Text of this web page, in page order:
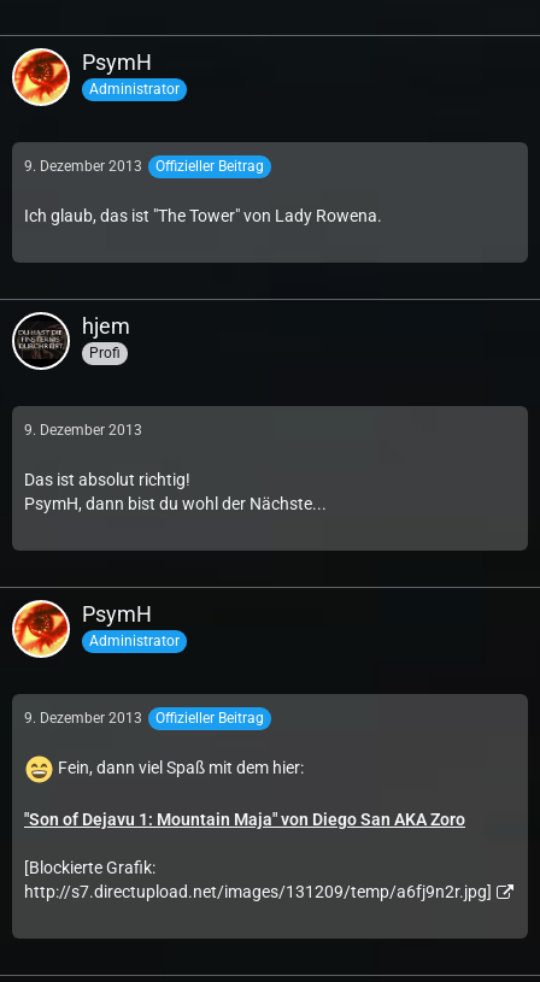
PsymH
Administrator
9. Dezember 2013 Offizieller Beitrag
Ich glaub, das ist "The Tower" von Lady Rowena.
hjem
Profi
9. Dezember 2013
Das ist absolut richtig!
PsymH, dann bist du wohl der Nächste...
PsymH
Administrator
9. Dezember 2013 Offizieller Beitrag
Fein, dann viel Spaß mit dem hier:
"Son of Dejavu 1: Mountain Maja" von Diego San AKA Zoro
[Blockierte Grafik:
http://s7.directupload.net/images/131209/temp/a6fj9n2r.jpg]